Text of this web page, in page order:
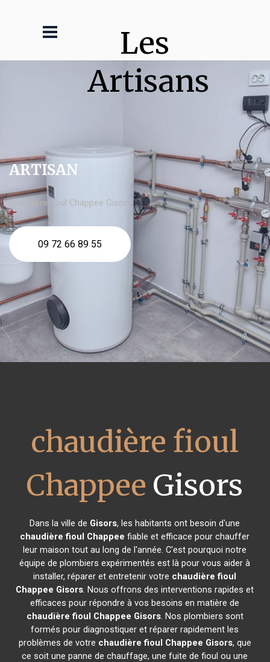
Les
Artisans
ARTISAN
chaudière fioul Chappee Gisors
09 72 66 89 55
chaudière fioul
Chappee Gisors
Dans la ville de Gisors, les habitants ont besoin d'une
chaudière fioul Chappee fiable et efficace pour chauffer
leur maison tout au long de l'année. C'est pourquoi notre
équipe de plombiers expérimentés est là pour vous aider à
installer, réparer et entretenir votre chaudière fioul
Chappee Gisors. Nous offrons des interventions rapides et
efficaces pour répondre à vos besoins en matière de
chaudière fioul Chappee Gisors. Nos plombiers sont
formés pour diagnostiquer et réparer rapidement les
problèmes de votre chaudière fioul Chappee Gisors, que
ce soit une panne de chauffage, une fuite de fioul ou une